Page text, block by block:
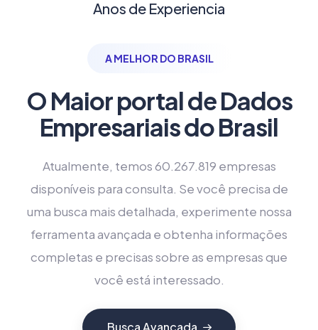
Anos de Experiencia
A MELHOR DO BRASIL
O Maior portal de Dados
Empresariais do Brasil
Atualmente, temos 60.267.819 empresas
disponíveis para consulta. Se você precisa de
uma busca mais detalhada, experimente nossa
ferramenta avançada e obtenha informações
completas e precisas sobre as empresas que
você está interessado.
Busca Avançada